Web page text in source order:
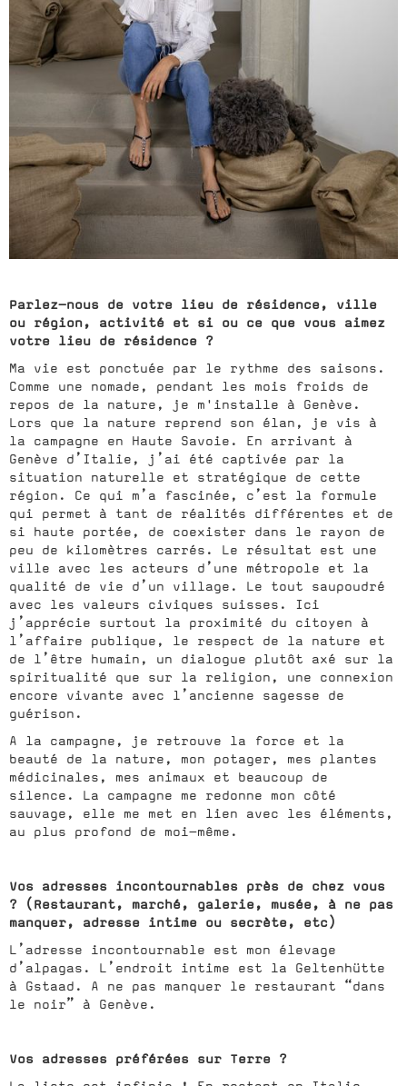
Parlez-nous de votre lieu de résidence, ville
ou région, activité et si ou ce que vous aimez
votre lieu de résidence ?
Ma vie est ponctuée par le rythme des saisons.
Comme une nomade, pendant les mois froids de
repos de la nature, je m'installe à Genève.
Lors que la nature reprend son élan, je vis à
la campagne en Haute Savoie. En arrivant à
Genève d’Italie, j’ai été captivée par la
situation naturelle et stratégique de cette
région. Ce qui m’a fascinée, c’est la formule
qui permet à tant de réalités différentes et de
si haute portée, de coexister dans le rayon de
peu de kilomètres carrés. Le résultat est une
ville avec les acteurs d’une métropole et la
qualité de vie d’un village. Le tout saupoudré
avec les valeurs civiques suisses. Ici
j’apprécie surtout la proximité du citoyen à
l’affaire publique, le respect de la nature et
de l’être humain, un dialogue plutôt axé sur la
spiritualité que sur la religion, une connexion
encore vivante avec l’ancienne sagesse de
guérison.
A la campagne, je retrouve la force et la
beauté de la nature, mon potager, mes plantes
médicinales, mes animaux et beaucoup de
silence. La campagne me redonne mon côté
sauvage, elle me met en lien avec les éléments,
au plus profond de moi-même.
Vos adresses incontournables près de chez vous
? (Restaurant, marché, galerie, musée, à ne pas
manquer, adresse intime ou secrète, etc)
L’adresse incontournable est mon élevage
d’alpagas. L’endroit intime est la Geltenhütte
à Gstaad. A ne pas manquer le restaurant “dans
le noir” à Genève.
Vos adresses préférées sur Terre ?